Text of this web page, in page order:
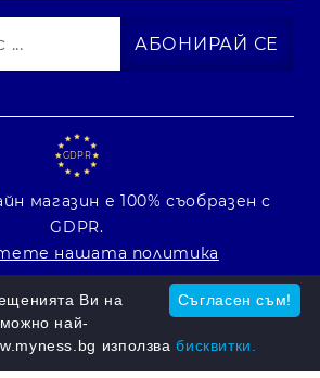
GDPR
магазин е 100% съобразен с
GDPR.
нашата политика
Моите лични данни
магазин от SELITON
Съгласен съм!
Ви на
най-
използвабисквитки.